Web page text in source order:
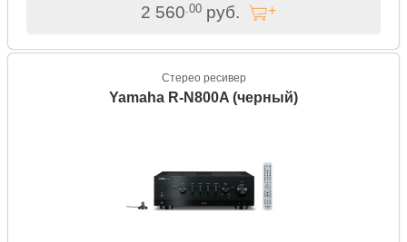
2 560 .00руб.
Стерео ресивер
Yamaha R-N800A (черный)